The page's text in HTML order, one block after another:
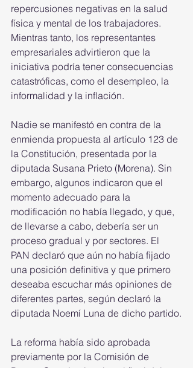
repercusiones negativas en la salud
física y mental de los trabajadores.
Mientras tanto, los representantes
empresariales advirtieron que la
iniciativa podría tener consecuencias
catastróficas, como el desempleo, la
informalidad y la inflación.
Nadie se manifestó en contra de la
enmienda propuesta al artículo 123 de
la Constitución, presentada por la
diputada Susana Prieto (Morena). Sin
embargo, algunos indicaron que el
momento adecuado para la
modificación no había llegado, y que,
de llevarse a cabo, debería ser un
proceso gradual y por sectores. El
PAN declaró que aún no había fijado
una posición definitiva y que primero
deseaba escuchar más opiniones de
diferentes partes, según declaró la
diputada Noemí Luna de dicho partido.
La reforma había sido aprobada
previamente por la Comisión de